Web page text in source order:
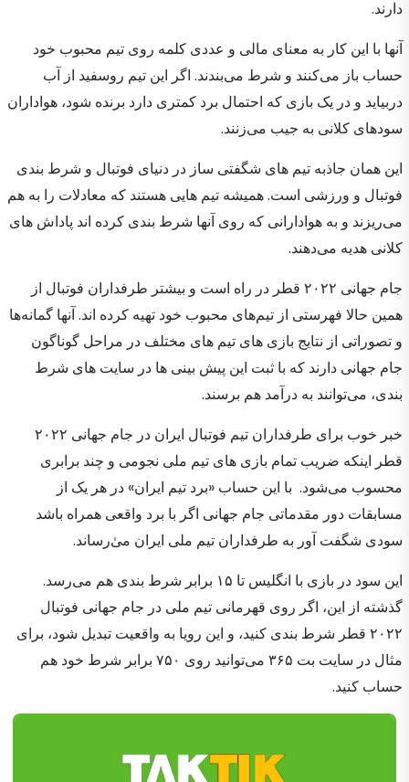
دارند.
آنها با این کار به معنای مالی و عددی کلمه روی تیم محبوب خود
حساب باز می‌کنند و شرط می‌بندند. اگر این تیم روسفید از آب
دربیاید و در یک بازی که احتمال برد کمتری دارد برنده شود، هواداران
سودهای کلانی به جیب می‌زنند.
این همان جاذبه تیم های شگفتی ساز در دنیای فوتبال و شرط بندی
فوتبال و ورزشی است. همیشه تیم هایی هستند که معادلات را به هم
می‌ریزند و به هوادارانی که روی آنها شرط بندی کرده اند پاداش های
کلانی هدیه می‌دهند.
جام جهانی ۲۰۲۲ قطر در راه است و بیشتر طرفداران فوتبال از
همین حالا فهرستی از تیم‌های محبوب خود تهیه کرده اند. آنها گمانه‌ها
و تصوراتی از نتایج بازی های تیم های مختلف در مراحل گوناگون
جام جهانی دارند که با ثبت این پیش بینی ها در سایت های شرط
بندی، می‌توانند به درآمد هم برسند.
خبر خوب برای طرفداران تیم فوتبال ایران در جام جهانی ۲۰۲۲
قطر اینکه ضریب تمام بازی های تیم ملی نجومی و چند برابری
محسوب می‌شود. با این حساب «برد تیم ایران» در هر یک از
مسابقات دور مقدماتی جام جهانی اگر با برد واقعی همراه باشد
سودی شگفت آور به طرفداران تیم ملی ایران می‌ٰرساند.
این سود در بازی با انگلیس تا ۱۵ برابر شرط بندی هم می‌رسد.
گذشته از این، اگر روی قهرمانی تیم ملی در جام جهانی فوتبال
۲۰۲۲ قطر شرط بندی کنید، و این رویا به واقعیت تبدیل شود، برای
مثال در سایت بت ۳۶۵ می‌توانید روی ۷۵۰ برابر شرط خود هم
حساب کنید.